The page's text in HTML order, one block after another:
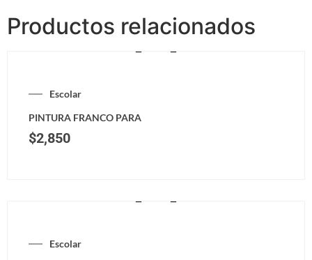
Productos relacionados
Escolar
PINTURA FRANCO PARA
$2,850
Escolar